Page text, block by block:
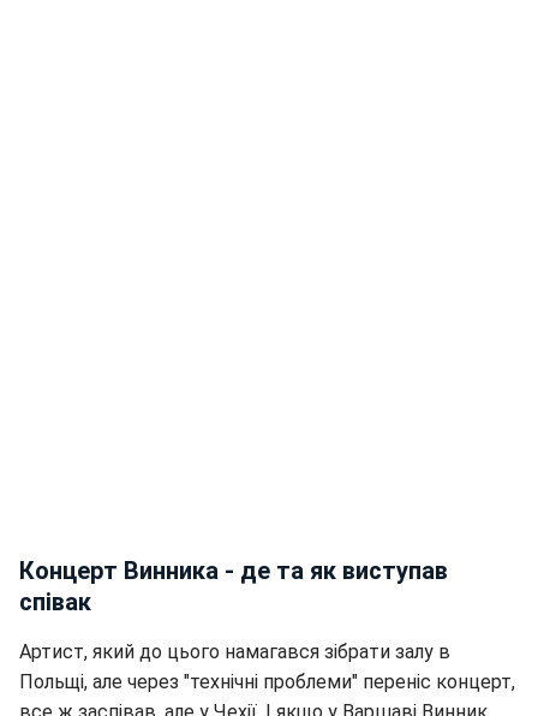
Концерт Винника - де та як виступав
співак
Артист, який до цього намагався зібрати залу в
Польщі, але через "технічні проблеми" переніс концерт,